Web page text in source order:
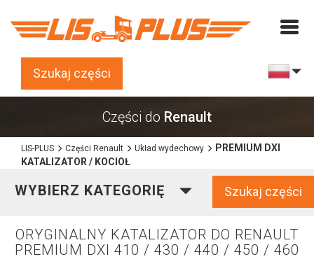
Szukaj części
Części do Renault
LIS-PLUS Części Renault Układ wydechowy
PREMIUM DXI
KATALIZATOR / KOCIOŁ
WYBIERZ KATEGORIĘ Szukaj części
ORYGINALNY KATALIZATOR DO RENAULT
PREMIUM DXI 410 / 430 / 440 / 450 / 460